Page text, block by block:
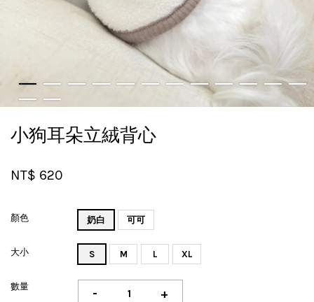
小狗耳朵立絨背心
NT$ 620
顏色 奶白 可可
大小 S M L XL
數量 - +